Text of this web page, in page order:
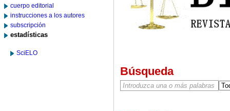
cuerpo editorial
instrucciones a los autores
subscripción
estadísticas
SciELO
Búsqueda